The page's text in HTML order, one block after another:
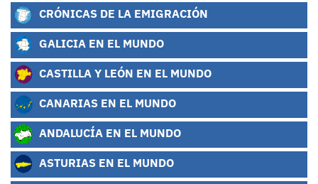
CRÓNICAS DE LA EMIGRACIÓN
GALICIA EN EL MUNDO
CASTILLA Y LEÓN EN EL MUNDO
CANARIAS EN EL MUNDO
ANDALUCÍA EN EL MUNDO
ASTURIAS EN EL MUNDO